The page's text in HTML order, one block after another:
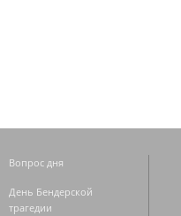
Вопрос дня
День Бендерской
трагедии